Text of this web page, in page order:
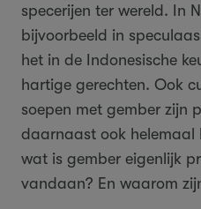
specerijen ter wereld. In
bijvoorbeeld in
het in de Indonesische
hartige gerechten. Ook
soepen met gember zijn
daarnaast ook
wat is gember eigenlijk
vandaan? En waarom